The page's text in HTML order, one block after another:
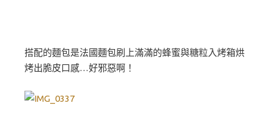
搭配的麵包是法國麵包刷上滿滿的蜂蜜與糖粒入烤箱烘
烤出脆皮口感…好邪惡啊！